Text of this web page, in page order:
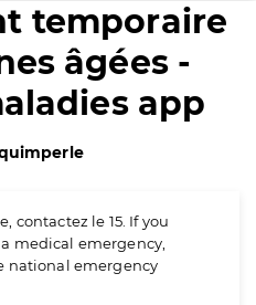
temporaire
âgées -
app
contactez le 15. If you
medical emergency,
national emergency